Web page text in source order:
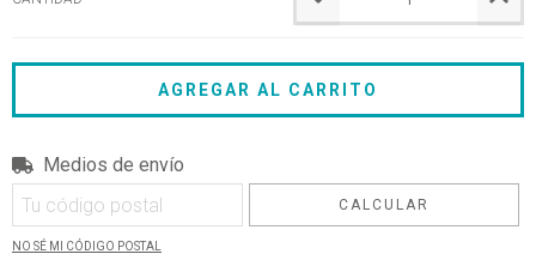
Entregas para el CP:
Medios de envío
CALCULAR
NO SÉ MI CÓDIGO POSTAL